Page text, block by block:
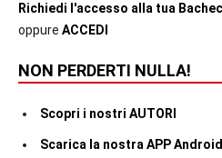
Richiedi l'accesso alla tua
oppure ACCEDI
NON PERDERTI NULLA!
Scopri i nostri AUTORI
Scarica la nostra APP Android